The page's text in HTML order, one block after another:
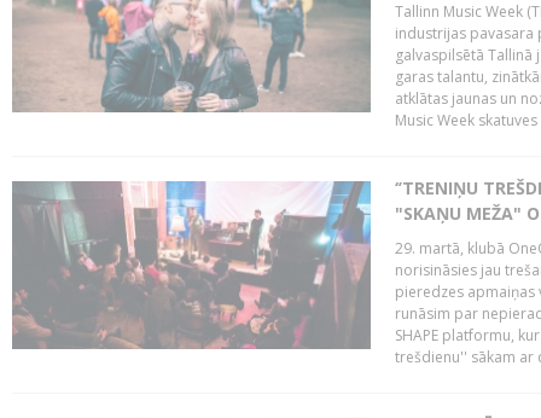
Tallinn Music Week
industrijas pavasara
galvaspilsētā Tallinā
garas talantu,
atklātas jaunas un
Music Week
‘’TRENIŅU
"SKAŅU MEŽA"
29. martā, klubā
norisināsies jau
pieredzes apmaiņas
runāsim par
SHAPE platformu,
trešdienu'' sākam ar